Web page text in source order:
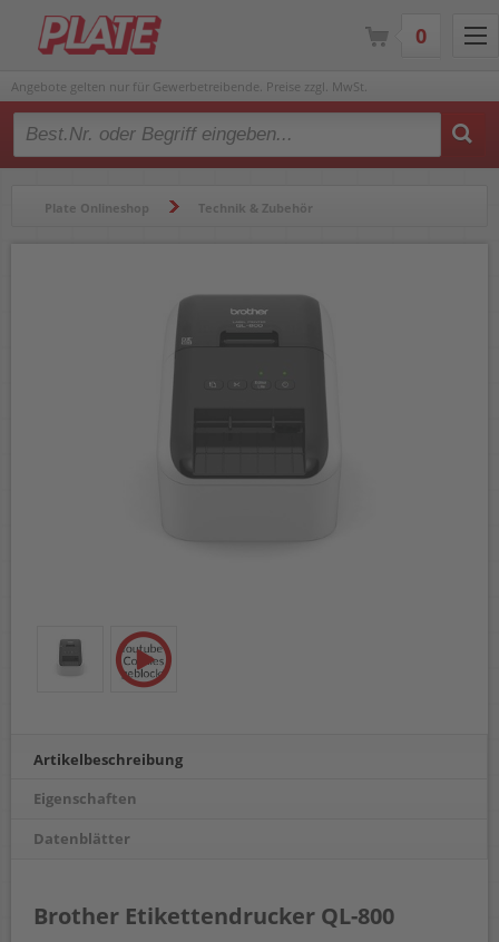
Angebote gelten nur für Gewerbetreibende. Preise zzgl. MwSt.
Type 2 or more characters for results.
Plate Onlineshop Technik & Zubehör
Brother Etikettendrucker QL-800
Artikelbeschreibung
Eigenschaften
Datenblätter
Brother Etikettendrucker QL-800
0